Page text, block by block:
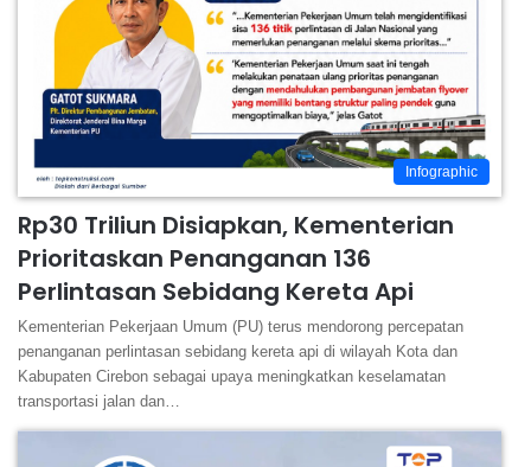
Infographic
Rp30 Triliun Disiapkan, Kementerian
Prioritaskan Penanganan 136
Perlintasan Sebidang Kereta Api
Kementerian Pekerjaan Umum (PU) terus mendorong percepatan
penanganan perlintasan sebidang kereta api di wilayah Kota dan
Kabupaten Cirebon sebagai upaya meningkatkan keselamatan
transportasi jalan dan…